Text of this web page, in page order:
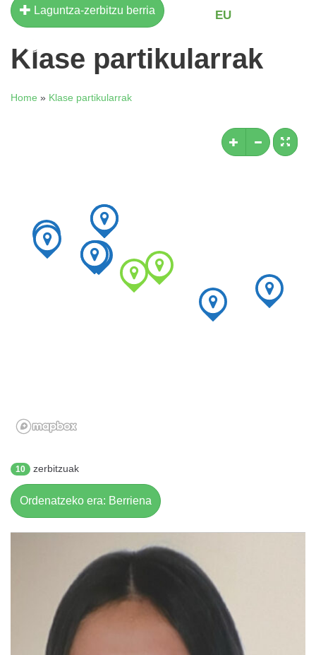
EU
Laguntza-zerbitzu berria
Klase partikularrak
Home » Klase partikularrak
10 zerbitzuak
Ordenatzeko era: Berriena